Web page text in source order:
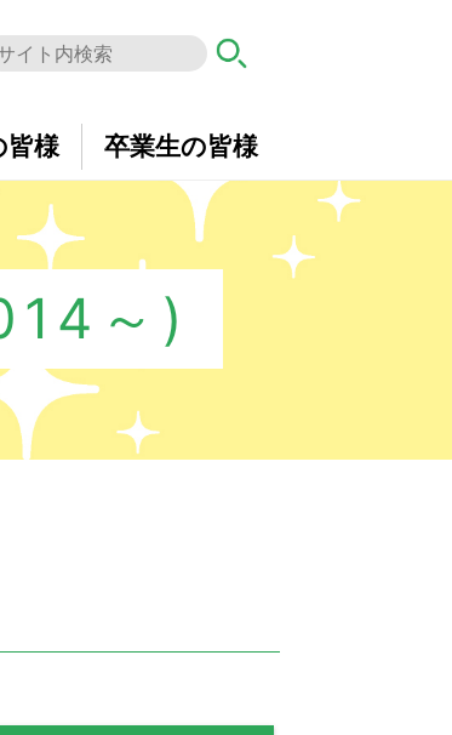
皆様 卒業生の皆様
～)